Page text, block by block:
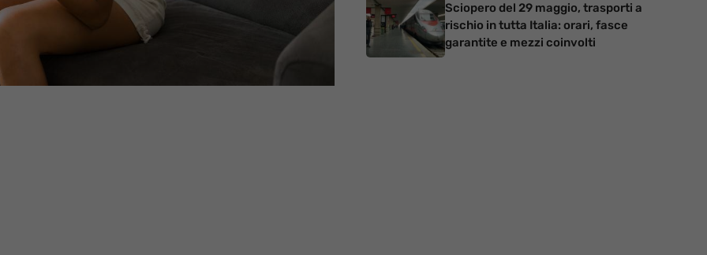
Sciopero del 29 maggio, trasporti a
rischio in tutta Italia: orari, fasce
garantite e mezzi coinvolti